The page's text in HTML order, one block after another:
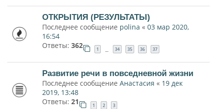
ОТКРЫТИЯ (РЕЗУЛЬТАТЫ)
Последнее сообщение polina « 03 мар 2020,
16:54
Ответы: 362 1 … 34 35 36 37
Развитие речи в повседневной жизни
Последнее сообщение Анастасия « 19 дек
2019, 13:48
Ответы: 21 1 2 3